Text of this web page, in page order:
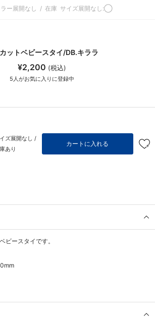
ー展開なし / 在庫 サイズ展開なし:◯
ットベビースタイ/DB.キララ
¥2,200 (税込)
5 人がお気に入りに登録中
ズ展開なし /
あり
カートに入れる
ビースタイです。